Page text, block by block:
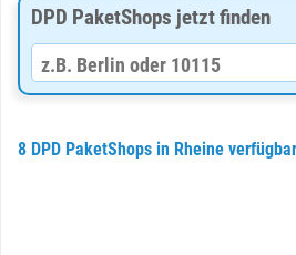
DPD PaketShops jetzt finden
8 DPD PaketShops in Rheine verfügbar